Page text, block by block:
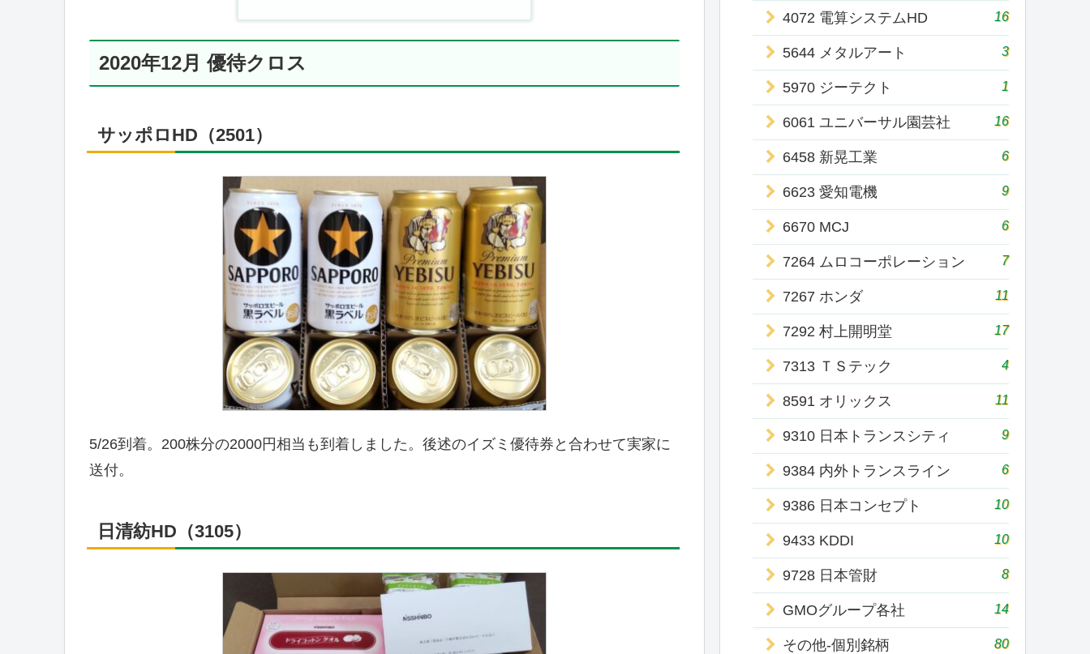
2020年12月 優待クロス
サッポロHD（2501）
5/26到着。200株分の2000円相当も到着しました。後述のイズミ優待券と合わせて実家に
送付。
日清紡HD（3105）
4072 電算システムHD 16
5644 メタルアート 3
5970 ジーテクト 1
6061 ユニバーサル園芸社 16
6458 新晃工業 6
6623 愛知電機 9
6670 MCJ 6
7264 ムロコーポレーション 7
7267 ホンダ 11
7292 村上開明堂 17
7313 ＴＳテック 4
8591 オリックス 11
9310 日本トランスシティ 9
9384 内外トランスライン 6
9386 日本コンセプト 10
9433 KDDI 10
9728 日本管財 8
GMOグループ各社 14
その他-個別銘柄 80